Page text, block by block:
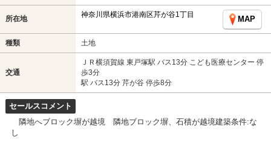
所在地 神奈川県横浜市港南区芹が谷1丁目
MAP
種類 土地
交通
ＪＲ横須賀線 東戸塚駅 バス13分 こども医療センター 停
歩3分
駅 バス13分 芹が谷 停歩8分
セールスコメント
隣地へブロック塀が越境 隣地ブロック塀、石積が越境建築条件:な
し